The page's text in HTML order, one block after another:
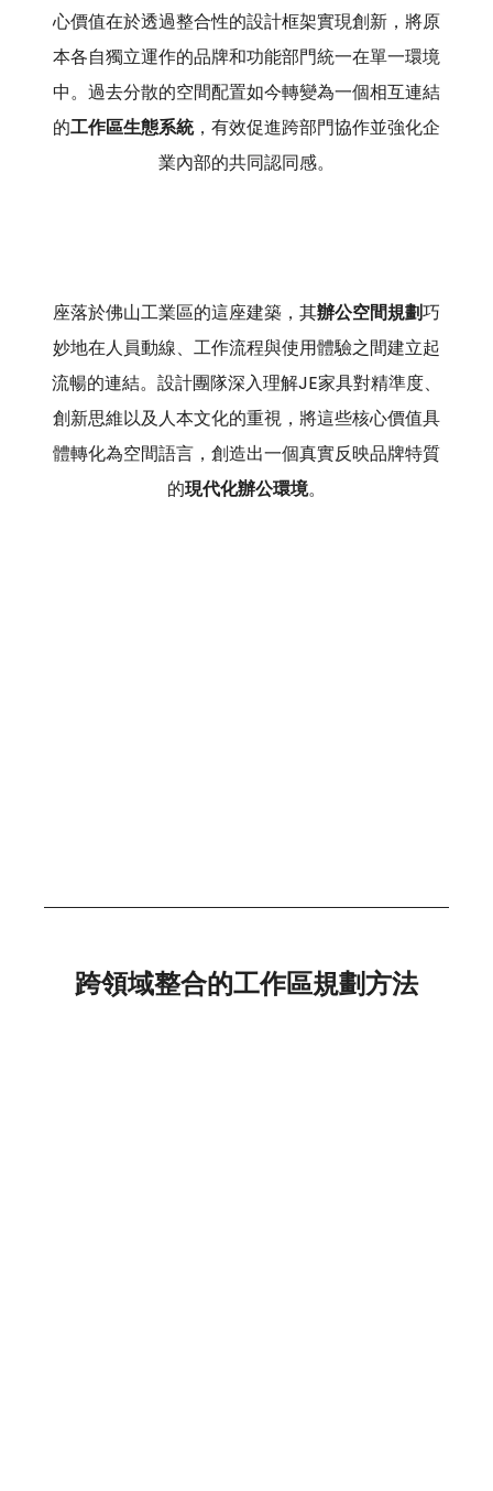
心價值在於透過整合性的設計框架實現創新，將原
本各自獨立運作的品牌和功能部門統一在單一環境
中。過去分散的空間配置如今轉變為一個相互連結
的工作區生態系統，有效促進跨部門協作並強化企
業內部的共同認同感。
座落於佛山工業區的這座建築，其辦公空間規劃巧
妙地在人員動線、工作流程與使用體驗之間建立起
流暢的連結。設計團隊深入理解JE家具對精準度、
創新思維以及人本文化的重視，將這些核心價值具
體轉化為空間語言，創造出一個真實反映品牌特質
的現代化辦公環境。
跨領域整合的工作區規劃方法